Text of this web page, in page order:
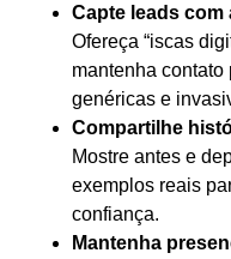
Capte leads
Ofereça “iscas
mantenha
genéricas e
Compartilhe
Mostre antes e
exemplos reais
confiança.
Mantenha